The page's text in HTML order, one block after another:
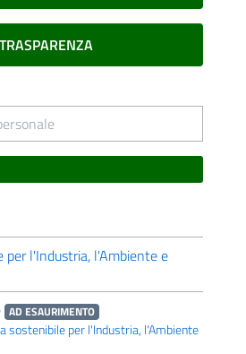
TRASPARENZA
per l'Industria, l'Ambiente e
AD ESAURIMENTO
sostenibile per l'Industria, l'Ambiente